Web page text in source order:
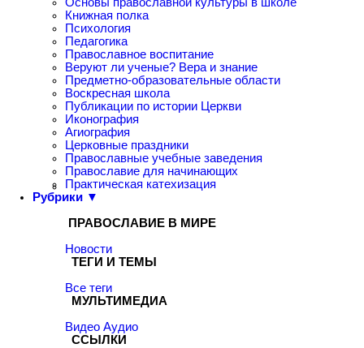
Основы православной культуры в школе
Книжная полка
Психология
Педагогика
Православное воспитание
Веруют ли ученые? Вера и знание
Предметно-образовательные области
Воскресная школа
Публикации по истории Церкви
Иконография
Агиография
Церковные праздники
Православные учебные заведения
Православие для начинающих
Практическая катехизация
Рубрики ▼
ПРАВОСЛАВИЕ В МИРЕ
Новости
ТЕГИ И ТЕМЫ
Все теги
МУЛЬТИМЕДИА
Видео Аудио
ССЫЛКИ